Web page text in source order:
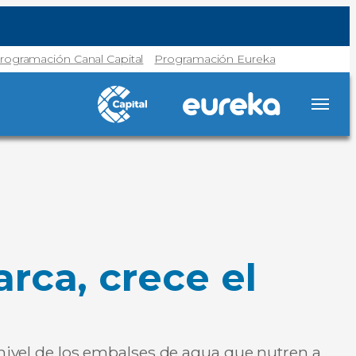
Canal Capital Programación Eureka
crece el
de los embalses de agua que nutren a